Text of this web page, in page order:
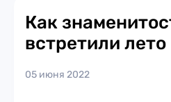
Как
встретили лето
05 июня 2022